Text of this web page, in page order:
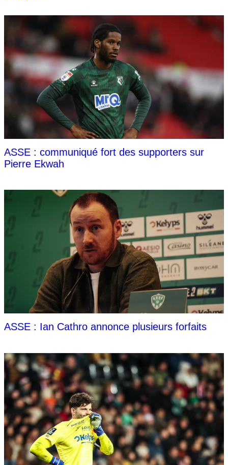
ASSE : communiqué fort des supporters sur
Pierre Ekwah
ASSE : Ian Cathro annonce plusieurs forfaits